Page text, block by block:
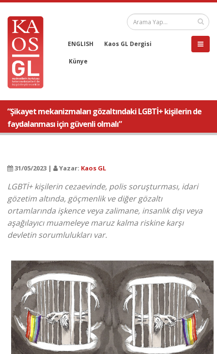
ENGLISH Kaos GL Dergisi
Künye
“Şikayet mekanizmaları gözaltındaki LGBTİ+ kişilerin de
faydalanması için güvenli olmalı”
31/05/2023 | Yazar: Kaos GL
LGBTİ+ kişilerin cezaevinde, polis soruşturması, idari
gözetim altında, göçmenlik ve diğer gözaltı
ortamlarında işkence veya zalimane, insanlık dışı veya
aşağılayıcı muameleye maruz kalma riskine karşı
devletin sorumlulukları var.